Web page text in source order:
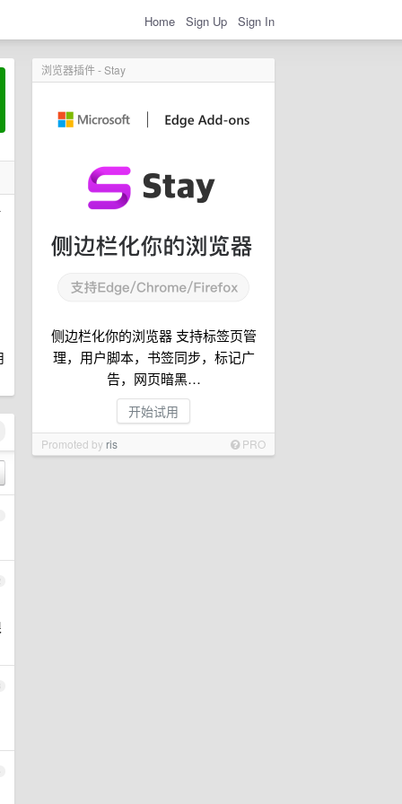
Home Sign Up Sign In
浏览器插件 - Stay
侧边栏化你的浏览器 支持标签页管
理，用户脚本，书签同步，标记广
告，网页暗黑…
开始试用
Promoted by ris PRO